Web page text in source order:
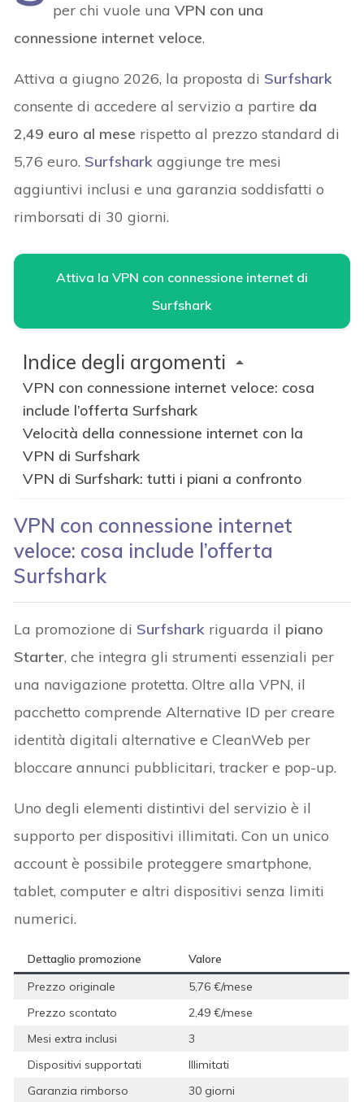
per chi vuole unaVPN con una
connessione internet veloce.
Attiva a giugno 2026, la proposta di Surfshark
consente di accedere al servizio a partire da
2,49 euro al mese rispetto al prezzo standard di
5,76 euro. Surfshark aggiunge tre mesi
aggiuntivi inclusi e una garanzia soddisfatti o
rimborsati di 30 giorni.
Attiva la VPN con connessione internet di
Surfshark
Indice degli argomenti
VPN con connessione internet veloce: cosa
include l’offerta Surfshark
Velocità della connessione internet con la
VPN di Surfshark
VPN di Surfshark: tutti i piani a confronto
VPN con connessione internet
veloce: cosa include l’offerta
Surfshark
La promozione di Surfshark riguarda il piano
Starter, che integra gli strumenti essenziali per
una navigazione protetta. Oltre alla VPN, il
pacchetto comprende Alternative ID per creare
identità digitali alternative e CleanWeb per
bloccare annunci pubblicitari, tracker e pop-up.
Uno degli elementi distintivi del servizio è il
supporto per dispositivi illimitati. Con un unico
account è possibile proteggere smartphone,
tablet, computer e altri dispositivi senza limiti
numerici.
Dettaglio promozione
Valore
Prezzo originale
5,76 €/mese
Prezzo scontato
2,49 €/mese
Mesi extra inclusi
3
Dispositivi supportati
Illimitati
Garanzia rimborso
30 giorni